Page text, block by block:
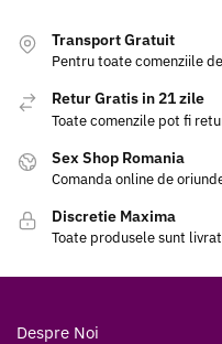
Transport Gratuit
Pentru toate comenziile
Retur Gratis in 21 zile
Toate comenzile pot fi
Sex Shop Romania
Comanda online de
Discretie Maxima
Toate produsele sunt
Despre Noi